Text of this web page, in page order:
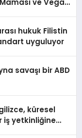
ve Vegan
hukuk Filistin
uyguluyor
savaşı bir ABD
küresel
iş yetkinliğine